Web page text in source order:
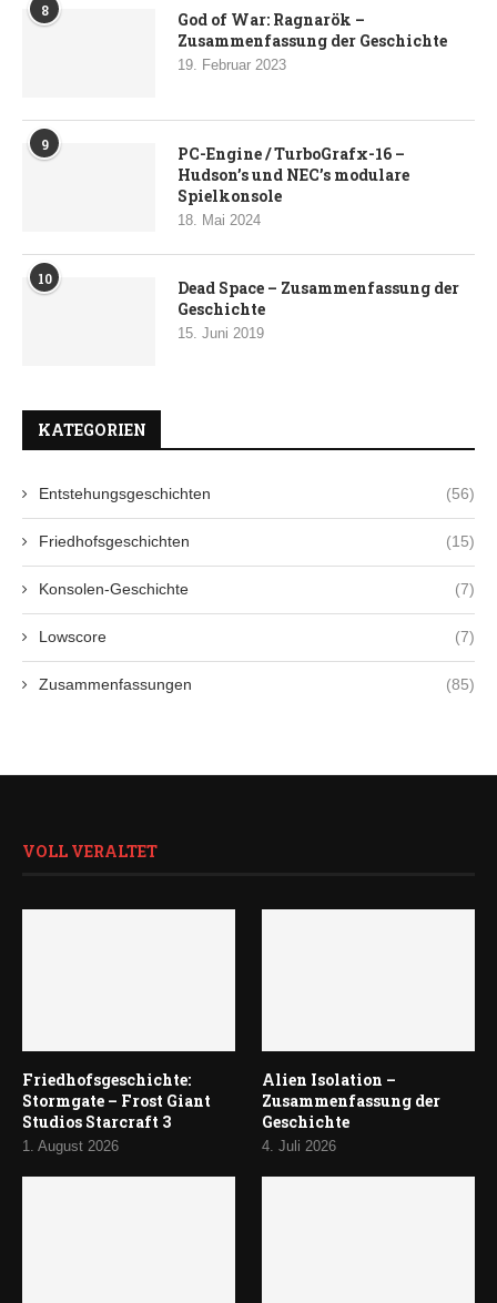
8
God of War: Ragnarök –
Zusammenfassung der Geschichte
19. Februar 2023
9
PC-Engine / TurboGrafx-16 –
Hudson’s und NEC’s modulare
Spielkonsole
18. Mai 2024
10
Dead Space – Zusammenfassung der
Geschichte
15. Juni 2019
KATEGORIEN
Entstehungsgeschichten (56)
Friedhofsgeschichten (15)
Konsolen-Geschichte (7)
Lowscore (7)
Zusammenfassungen (85)
VOLL VERALTET
Friedhofsgeschichte:
Stormgate – Frost Giant
Studios Starcraft 3
1. August 2026
Alien Isolation –
Zusammenfassung der
Geschichte
4. Juli 2026